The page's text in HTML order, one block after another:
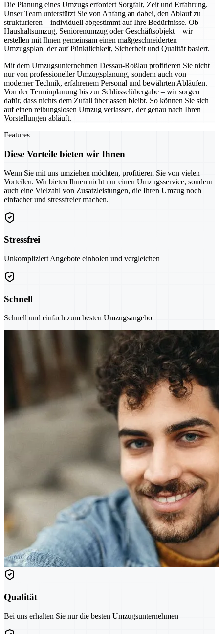
Die Planung eines Umzugs erfordert Sorgfalt, Zeit und Erfahrung.
Unser Team unterstützt Sie von Anfang an dabei, den Ablauf zu
strukturieren – individuell abgestimmt auf Ihre Bedürfnisse. Ob
Haushaltsumzug, Seniorenumzug oder Geschäftsobjekt – wir
erstellen mit Ihnen gemeinsam einen maßgeschneiderten
Umzugsplan, der auf Pünktlichkeit, Sicherheit und Qualität basiert.
Mit dem Umzugsunternehmen Dessau-Roßlau profitieren Sie nicht
nur von professioneller Umzugsplanung, sondern auch von
moderner Technik, erfahrenem Personal und bewährten Abläufen.
Von der Terminplanung bis zur Schlüsselübergabe – wir sorgen
dafür, dass nichts dem Zufall überlassen bleibt. So können Sie sich
auf einen reibungslosen Umzug verlassen, der genau nach Ihren
Vorstellungen abläuft.
Features
Diese Vorteile bieten wir Ihnen
Wenn Sie mit uns umziehen möchten, profitieren Sie von vielen
Vorteilen. Wir bieten Ihnen nicht nur einen Umzugsservice, sondern
auch eine Vielzahl von Zusatzleistungen, die Ihren Umzug noch
einfacher und stressfreier machen.
Stressfrei
Unkompliziert Angebote einholen und vergleichen
Schnell
Schnell und einfach zum besten Umzugsangebot
Qualität
Bei uns erhalten Sie nur die besten Umzugsunternehmen